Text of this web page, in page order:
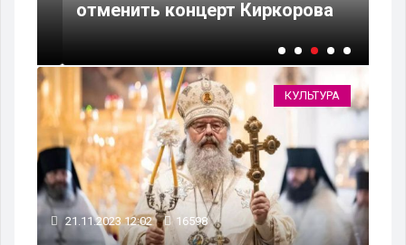
отменить концерт Киркорова
КУЛЬТУРА
21.11.2023 12:02 16598